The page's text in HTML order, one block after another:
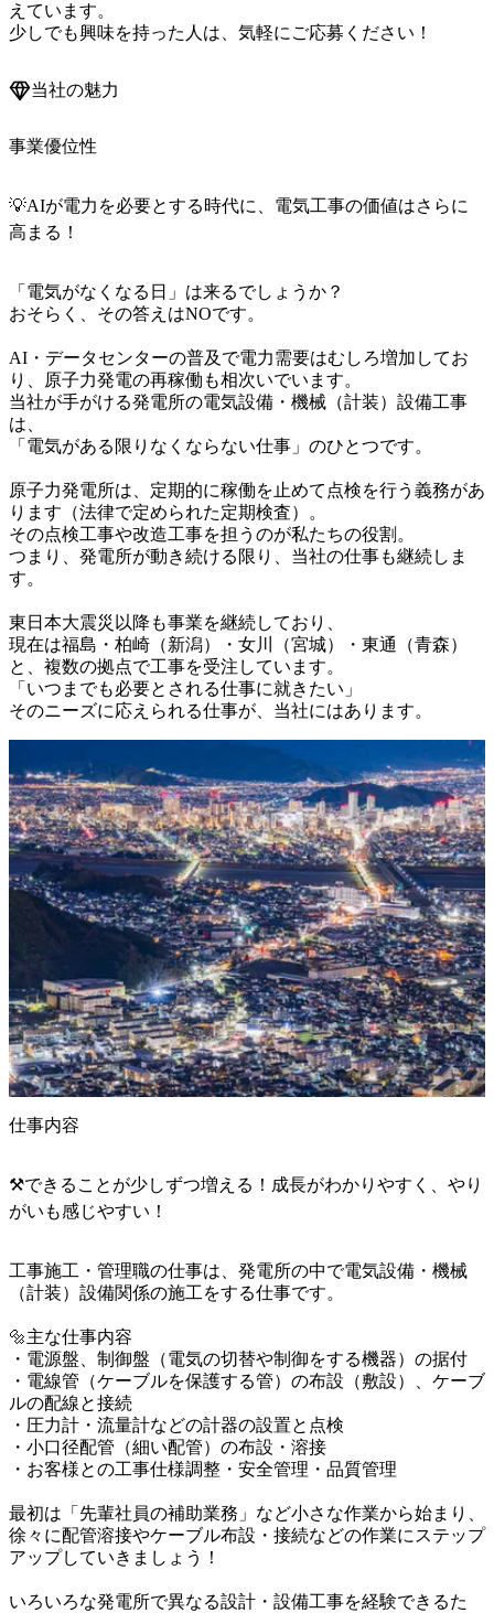
えています。
当社の魅力
事業優位性
💡AIが電力を必要とする時代に、電気工事の価値はさらに
高まる！
「電気がなくなる日」は来るでしょうか？
おそらく、その答えはNOです。
AI・データセンターの普及で電力需要はむしろ増加してお
り、原子力発電の再稼働も相次いでいます。
当社が手がける発電所の電気設備・機械（計装）設備工事
は、
「電気がある限りなくならない仕事」のひとつです。
原子力発電所は、定期的に稼働を止めて点検を行う義務があ
ります（法律で定められた定期検査）。
その点検工事や改造工事を担うのが私たちの役割。
つまり、発電所が動き続ける限り、当社の仕事も継続しま
す。
東日本大震災以降も事業を継続しており、
現在は福島・柏崎（新潟）・女川（宮城）・東通（青森）
と、複数の拠点で工事を受注しています。
「いつまでも必要とされる仕事に就きたい」
そのニーズに応えられる仕事が、当社にはあります。
仕事内容
⚒️できることが少しずつ増える！成長がわかりやすく、やり
がいも感じやすい！
工事施工・管理職の仕事は、発電所の中で電気設備・機械
（計装）設備関係の施工をする仕事です。
🔩主な仕事内容
・電源盤、制御盤（電気の切替や制御をする機器）の据付
・電線管（ケーブルを保護する管）の布設（敷設）、ケーブ
ルの配線と接続
・圧力計・流量計などの計器の設置と点検
・小口径配管（細い配管）の布設・溶接
・お客様との工事仕様調整・安全管理・品質管理
最初は「先輩社員の補助業務」など小さな作業から始まり、
徐々に配管溶接やケーブル布設・接続などの作業にステップ
アップしていきましょう！
いろいろな発電所で異なる設計・設備工事を経験できるた